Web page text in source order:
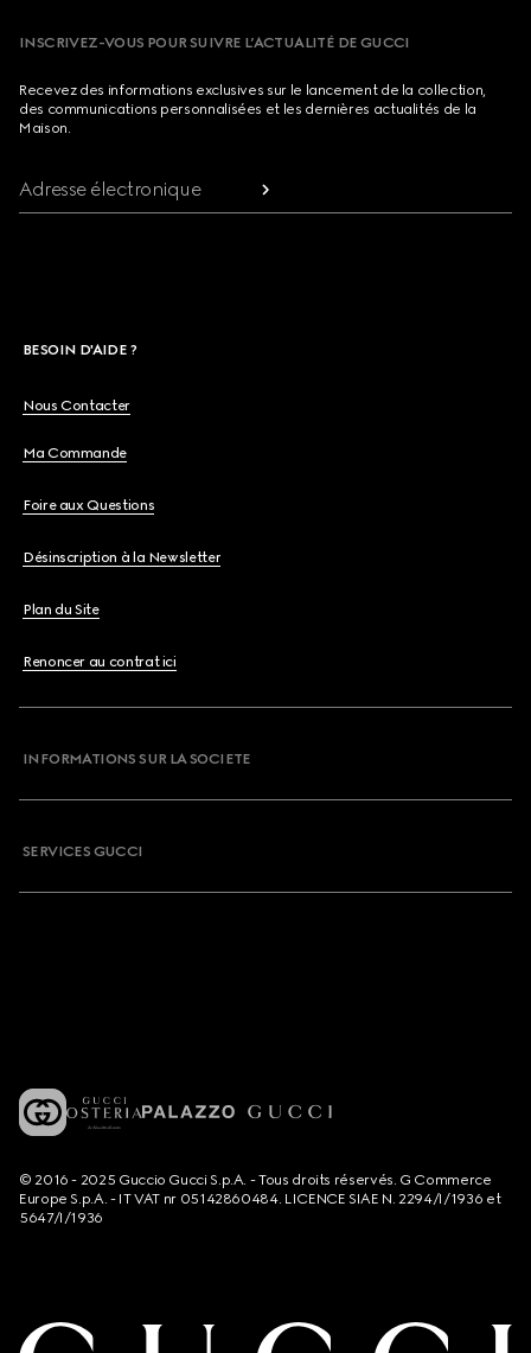
INSCRIVEZ-VOUS POUR SUIVRE L’ACTUALITÉ DE GUCCI
Recevez des informations exclusives sur le lancement de la collection,
des communications personnalisées et les dernières actualités de la
Maison.
Adresse électronique
BESOIN D'AIDE ?
Nous Contacter
Ma Commande
Foire aux Questions
Désinscription à la Newsletter
Plan du Site
Renoncer au contrat ici
INFORMATIONS SUR LA SOCIETE
SERVICES GUCCI
© 2016 - 2025 Guccio Gucci S.p.A. - Tous droits réservés. G Commerce
Europe S.p.A. - IT VAT nr 05142860484. LICENCE SIAE N. 2294/I/1936 et
5647/I/1936